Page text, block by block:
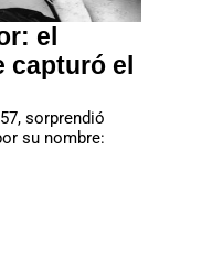
el
capturó el
sorprendió
su nombre: